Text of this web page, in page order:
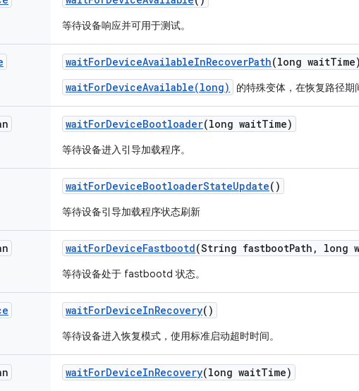
等待设备响应并可用于测试。
waitForDeviceAvailableInRecoverPath(long wait
waitForDeviceAvailable(long)
的特殊变体，在恢复路径
waitForDeviceBootloader(long waitTime)
等待设备进入引导加载程序。
waitForDeviceBootloaderStateUpdate()
等待设备引导加载程序状态刷新
waitForDeviceFastbootd(String fastbootPath , long
等待设备处于 fastbootd 状态。
waitForDeviceInRecovery()
等待设备进入恢复模式，使用标准启动超时时间。
waitForDeviceInRecovery(long waitTime)